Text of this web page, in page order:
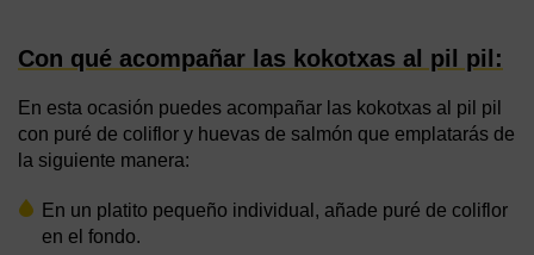
Con qué acompañar las kokotxas al pil pil:
En esta ocasión puedes acompañar las kokotxas al pil pil
con puré de coliflor y huevas de salmón que emplatarás de
la siguiente manera:
En un platito pequeño individual, añade puré de coliflor
en el fondo.